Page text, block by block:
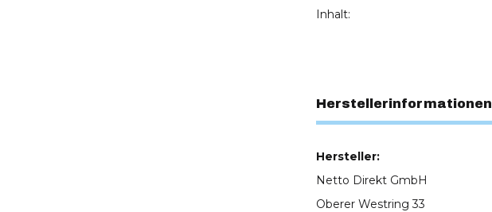
Inhalt:
Herstellerinformationen
Hersteller:
Netto Direkt GmbH
Oberer Westring 33